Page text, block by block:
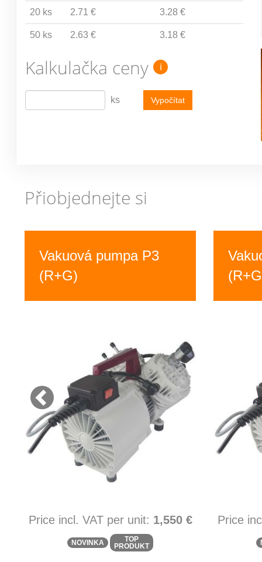
20 ks 2.71 € 3.28 €
50 ks 2.63 € 3.18 €
Kalkulačka ceny i
ks Vypočítat
Přiobjednejte si
Vakuová pumpa P3
(R+G)
Price incl. VAT per unit: 1,550 €
NOVINKA
TOP
PRODUKT
Price